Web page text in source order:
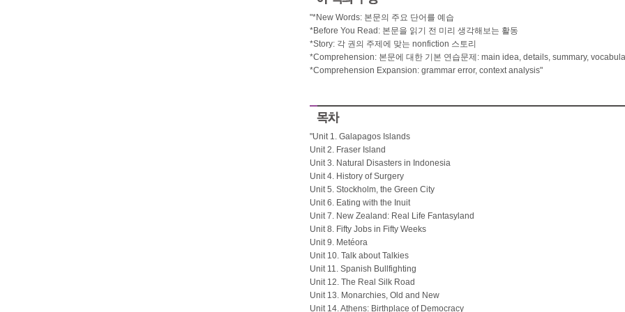
"*New Words: 본문의 주요 단어를 예습
*Before You Read: 본문을 읽기 전 미리 생각해보는 활동
*Story: 각 권의 주제에 맞는 nonfiction 스토리
*Comprehension: 본문에 대한 기본 연습문제: main idea, details, summary,
*Comprehension Expansion: grammar error, context analysis"
"Unit 1. Galapagos Islands
Unit 2. Fraser Island
Unit 3. Natural Disasters in Indonesia
Unit 4. History of Surgery
Unit 5. Stockholm, the Green City
Unit 6. Eating with the Inuit
Unit 7. New Zealand: Real Life Fantasyland
Unit 8. Fifty Jobs in Fifty Weeks
Unit 9. Metéora
Unit 10. Talk about Talkies
Unit 11. Spanish Bullfighting
Unit 12. The Real Silk Road
Unit 13. Monarchies, Old and New
Unit 14. Athens: Birthplace of Democracy